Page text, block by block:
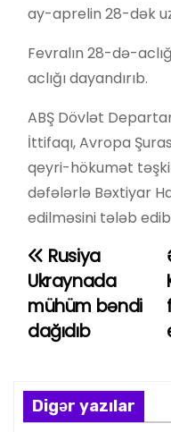
ay-aprelin 28-dək
Fevralın 28-də-
aclığı dayandırıb.
ABŞ Dövlət
İttifaqı, Avropa
qeyri-hökumət
dəfələrlə Bəxtiyar
edilməsini tələb
Y
a
z
n
Rusiya
Ukraynada
mühüm bəndi
dağıdıb
Digər yazılar